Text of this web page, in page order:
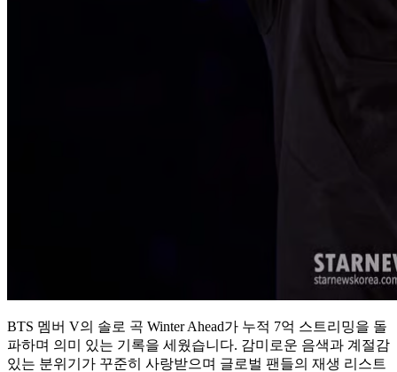
BTS 멤버 V의 솔로 곡 Winter Ahead가 누적 7억 스트리밍을 돌
파하며 의미 있는 기록을 세웠습니다. 감미로운 음색과 계절감
있는 분위기가 꾸준히 사랑받으며 글로벌 팬들의 재생 리스트